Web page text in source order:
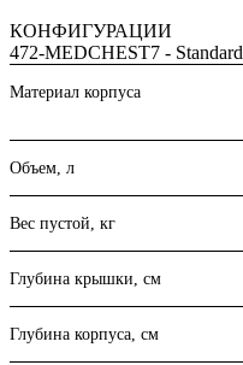
КОНФИГУРАЦИИ
472-MEDCHEST7 - Standard
Материал корпуса
Объем, л
Вес пустой, кг
Глубина крышки, см
Глубина корпуса, см